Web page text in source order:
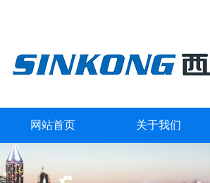
网站首页 关于我们